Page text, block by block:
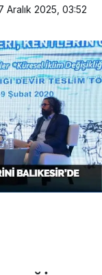
Aralık 2025, 03:52